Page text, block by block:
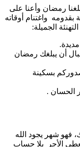
رمضان وأعنا على
بقدومه واغتنام أوقاته
الجميلة:
أن يبلغك رمضان
بسكينة
الحسان .
فهو شهر يجود الله
الأجر بلا حساب